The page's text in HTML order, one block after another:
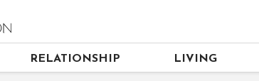
RELATIONSHIP LIVING